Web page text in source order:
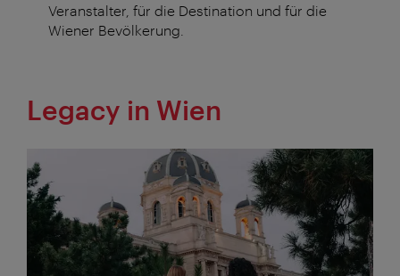
Veranstalter, für die Destination und für die
Wiener Bevölkerung.
Legacy in Wien